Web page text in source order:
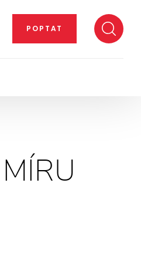
POPTAT
Facebook